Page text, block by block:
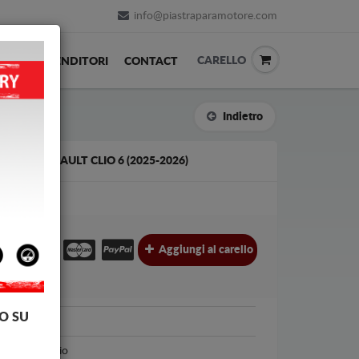
info@piastraparamotore.com
RIVENDITORI CONTACT CARELLO
Indietro
RENAULT CLIO 6 (2025-2026)
Aggiungi al carello
Renault
Renault Clio
SU